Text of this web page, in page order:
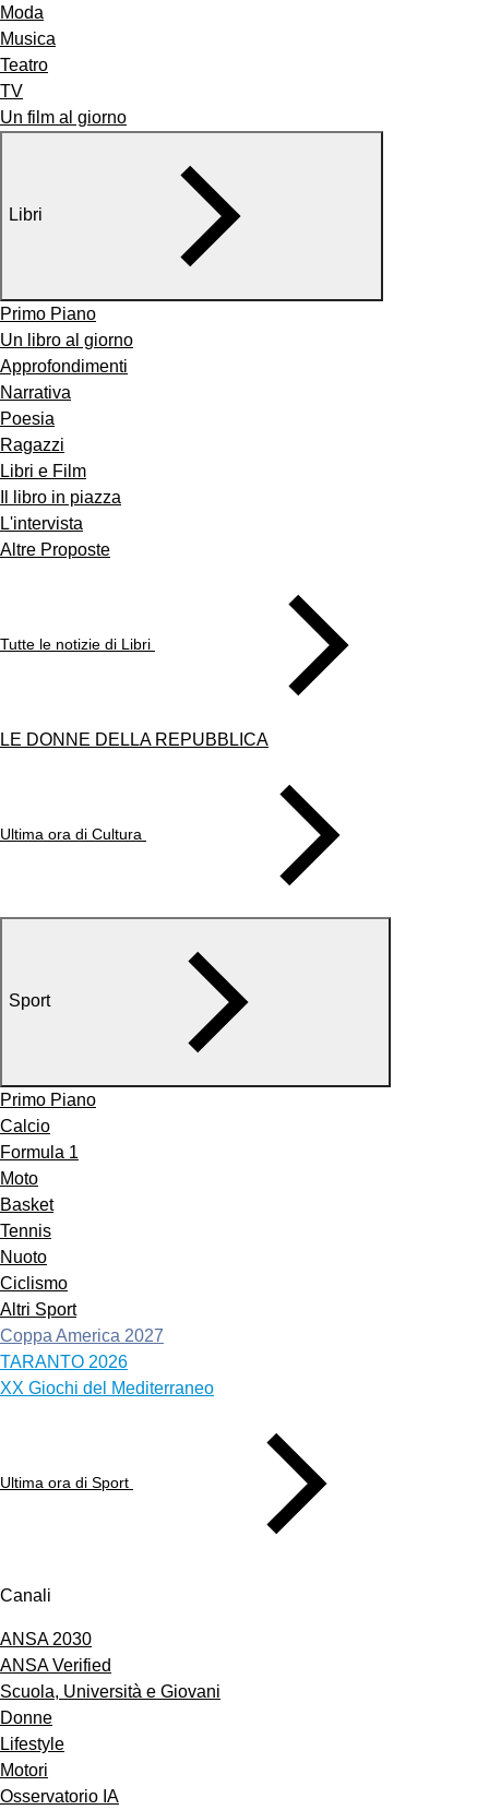
Moda
Musica
Teatro
TV
Un film al giorno
Libri
Primo Piano
Un libro al giorno
Approfondimenti
Narrativa
Poesia
Ragazzi
Libri e Film
Il libro in piazza
L'intervista
Altre Proposte
Tutte le notizie di Libri
LE DONNE DELLA REPUBBLICA
Ultima ora di Cultura
Sport
Primo Piano
Calcio
Formula 1
Moto
Basket
Tennis
Nuoto
Ciclismo
Altri Sport
Coppa America 2027
TARANTO 2026
XX Giochi del Mediterraneo
Ultima ora di Sport
Canali
ANSA 2030
ANSA Verified
Scuola, Università e Giovani
Donne
Lifestyle
Motori
Osservatorio IA